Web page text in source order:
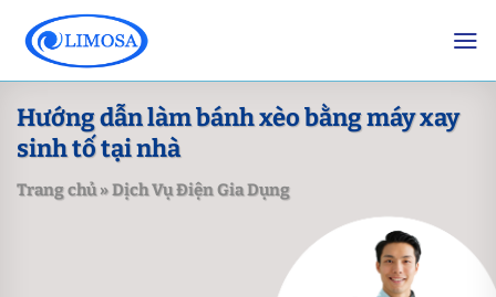
content
Hướng dẫn làm bánh xèo bằng máy xay
sinh tố tại nhà
Trang chủ»Dịch Vụ Điện Gia Dụng